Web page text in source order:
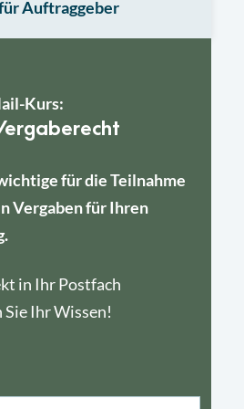
Auftraggeber
Kurs:
für die Teilnahme
Vergaben für Ihren
in Ihr Postfach
Sie Ihr Wissen!